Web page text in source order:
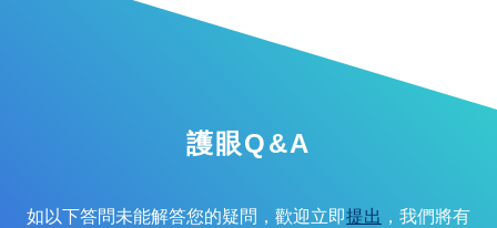
護眼Q&A
如以下答問未能解答您的疑問，歡迎立即提出 ，我們將有